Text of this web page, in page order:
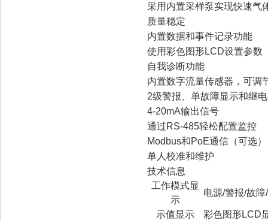
采用内置采样泵实现快速气
质量稳定
内置数据和事件记录功能
使用彩色图形LCD设置参数
自我诊断功能
内置数字流量传感器，可调
2级警报、单故障显示和继
4-20mA输出信号
通过RS-485轻松配置监控
Modbus和PoE通信（可选）
单人校准和维护
技术信息
工作模式显
示
电源/警报/故
示值显示
彩色图形LCD